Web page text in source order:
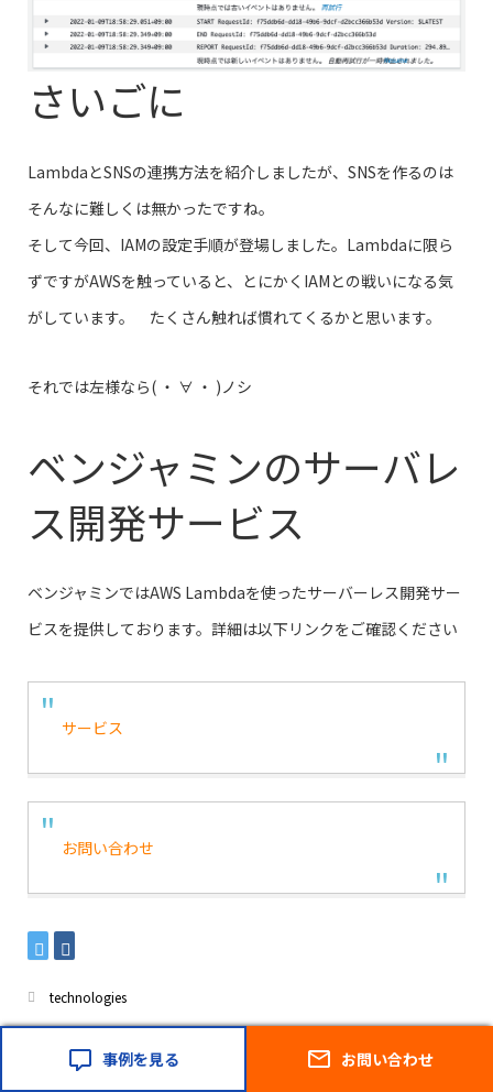
事例を見る お問い合わせ
さいごに
LambdaとSNSの連携方法を紹介しましたが、SNSを作るのは
そんなに難しくは無かったですね。
そして今回、IAMの設定手順が登場しました。Lambdaに限ら
ずですがAWSを触っていると、とにかくIAMとの戦いになる気
がしています。 たくさん触れば慣れてくるかと思います。
それでは左様なら( ・ ∀ ・ )ノシ
ベンジャミンのサーバレ
ス開発サービス
ベンジャミンではAWS Lambdaを使ったサーバーレス開発サー
ビスを提供しております。詳細は以下リンクをご確認ください
サービス
お問い合わせ
technologies
Amazon SNS,AWS Lambda